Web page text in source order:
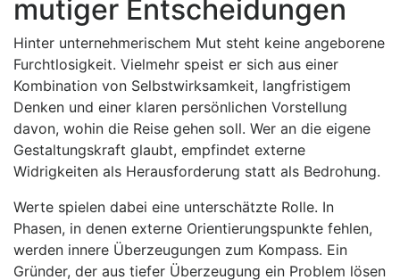
mutiger Entscheidungen
Hinter unternehmerischem Mut steht keine angeborene
Furchtlosigkeit. Vielmehr speist er sich aus einer
Kombination von Selbstwirksamkeit, langfristigem
Denken und einer klaren persönlichen Vorstellung
davon, wohin die Reise gehen soll. Wer an die eigene
Gestaltungskraft glaubt, empfindet externe
Widrigkeiten als Herausforderung statt als Bedrohung.
Werte spielen dabei eine unterschätzte Rolle. In
Phasen, in denen externe Orientierungspunkte fehlen,
werden innere Überzeugungen zum Kompass. Ein
Gründer, der aus tiefer Überzeugung ein Problem lösen